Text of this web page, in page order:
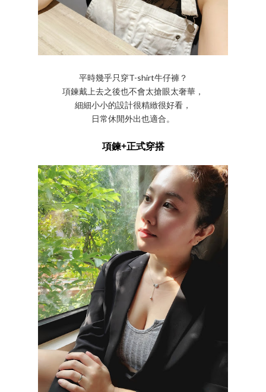
平時幾乎只穿T-shirt牛仔褲？
項鍊戴上去之後也不會太搶眼太奢華，
細細小小的設計很精緻很好看，
日常休閒外出也適合。
項鍊+正式穿搭